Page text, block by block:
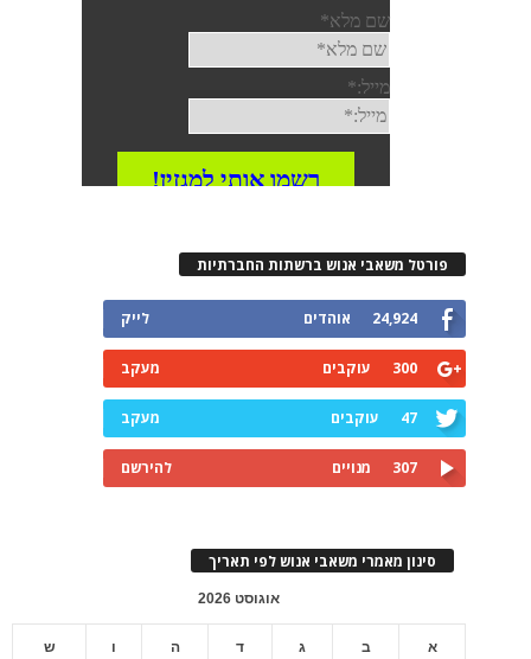
פורטל משאבי אנוש ברשתות החברתיות
24,924 אוהדים לייק
300 עוקבים מעקב
47 עוקבים מעקב
307 מנויים להירשם
סינון מאמרי משאבי אנוש לפי תאריך
אוגוסט 2026
א ב ג ד ה ו ש